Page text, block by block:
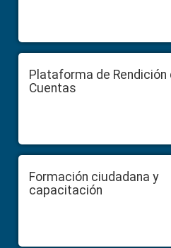
Plataforma de Rendición
Cuentas
Formación ciudadana y
capacitación